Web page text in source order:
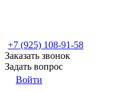
+7 (925) 108-91-58
Заказать звонок
Задать вопрос
Войти